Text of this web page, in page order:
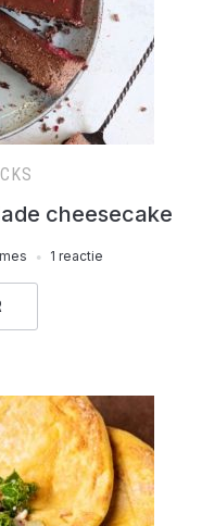
cheesecake
1 reactie